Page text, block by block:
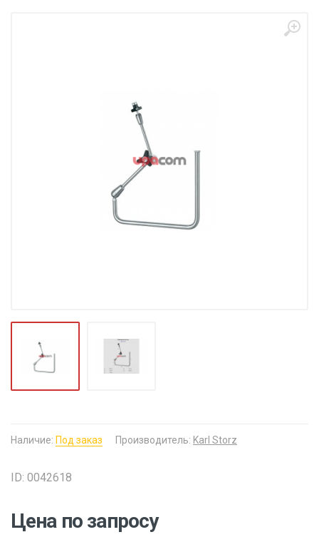
Наличие: Под заказ Производитель: Karl Storz
ID: 0042618
Цена по запросу